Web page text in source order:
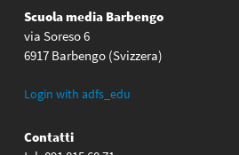
Scuola media Barbengo
via Soreso 6
6917 Barbengo (Svizzera)
Login with adfs_edu
Contatti